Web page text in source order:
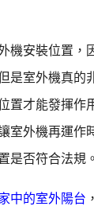
機安裝位置，
是室外機真的
置才能發揮作
室外機再運作
是否符合法規。
中的室外陽台